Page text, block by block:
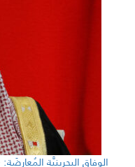
الوفاق البحرينيَّة المُعارِضَة: